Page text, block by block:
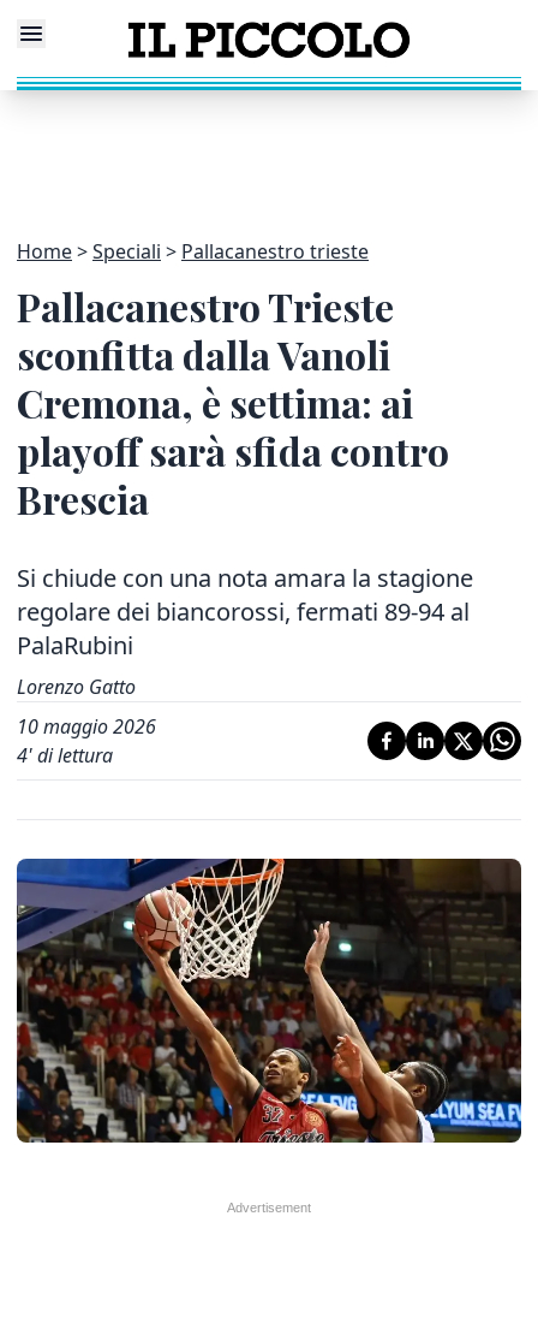
Home Speciali Pallacanestro trieste
Pallacanestro Trieste
sconfitta dalla Vanoli
Cremona, è settima: ai
playoff sarà sfida contro
Brescia
Si chiude con una nota amara la stagione
regolare dei biancorossi, fermati 89-94 al
PalaRubini
Lorenzo Gatto
10 maggio 2026
4' di lettura